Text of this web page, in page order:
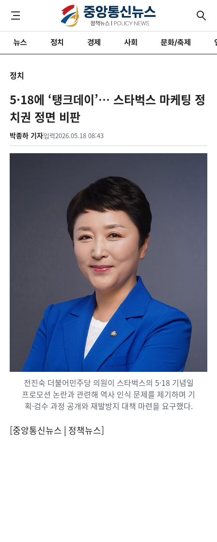
뉴스 정치 경제 사회 문화/축제
정치
5·18에 ‘탱크데이’… 스타벅스 마케팅 정
치권 정면 비판
박종하 기자입력2026.05.18 08:43
전진숙 더불어민주당 의원이 스타벅스의 5·18 기념일
프로모션 논란과 관련해 역사 인식 문제를 제기하며 기
획·검수 과정 공개와 재발방지 대책 마련을 요구했다.
[중앙통신뉴스│정책뉴스]